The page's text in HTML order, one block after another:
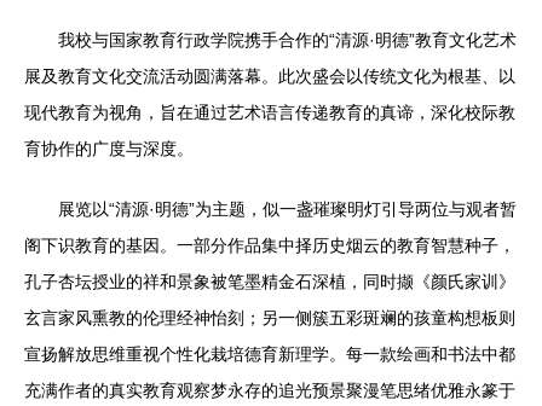
我校与国家教育行政学院携手合作的“清源·明德”教育文化艺术
展及教育文化交流活动圆满落幕。此次盛会以传统文化为根基、以
现代教育为视角，旨在通过艺术语言传递教育的真谛，深化校际教
育协作的广度与深度。
展览以“清源·明德”为主题，似一盏璀璨明灯引导两位与观者暂
阁下识教育的基因。一部分作品集中择历史烟云的教育智慧种子，
孔子杏坛授业的祥和景象被笔墨精金石深植，同时撷《颜氏家训》
玄言家风熏教的伦理经神怡刻；另一侧簇五彩斑斓的孩童构想板则
宣扬解放思维重视个性化栽培德育新理学。每一款绘画和书法中都
充满作者的真实教育观察梦永存的追光预景聚漫笔思绪优雅永篆于